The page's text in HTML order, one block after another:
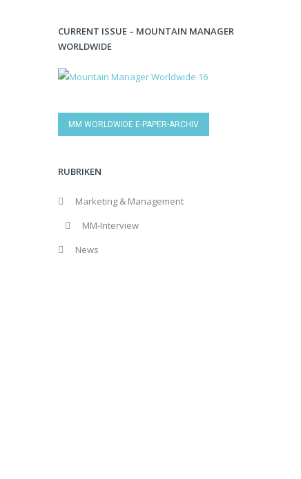
CURRENT ISSUE – MOUNTAIN MANAGER
WORLDWIDE
MM WORLDWIDE E-PAPER-ARCHIV
RUBRIKEN
Marketing & Management
MM-Interview
News